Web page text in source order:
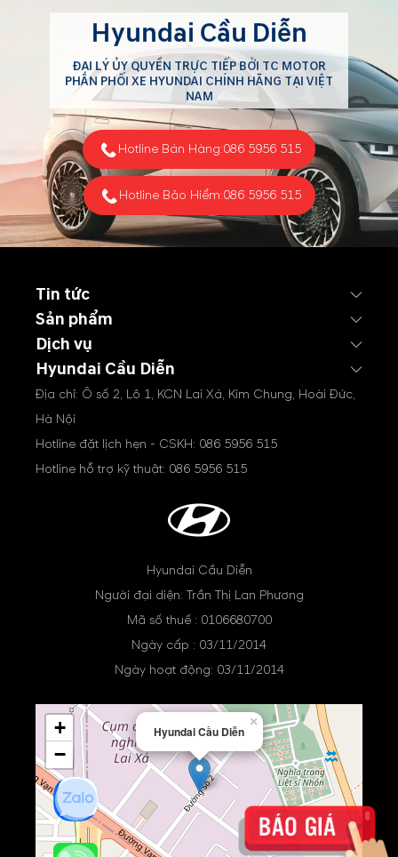
tháng 6/2026 với tổng
doanh số đạt 3.746 xe. Tính
chung 6 tháng đầu năm,
Hyundai đã bàn giao tổng
cộng 25.069 xe tới khách
hàng trên toàn quốc.
Hyundai Cầu Diễn
ĐẠI LÝ ỦY QUYỀN TRỰC TIẾP BỞI TC MOTOR
PHÂN PHỐI XE HYUNDAI CHÍNH HÃNG TẠI VIỆT
NAM
Hotline Bán Hàng:086 5956 515
Hotline Bảo Hiểm:086 5956 515
Tin tức
Sản phẩm
Dịch vụ
Hyundai Cầu Diễn
Địa chỉ: Ô số 2, Lô 1, KCN Lai Xá, Kim Chung, Hoài Đức,
Hà Nội
Hotline đặt lịch hẹn - CSKH: 086 5956 515
Hotline hỗ trợ kỹ thuật: 086 5956 515
Hyundai Cầu Diễn
Người đại diện: Trần Thị Lan Phương
Mã số thuế : 0106680700
Ngày cấp : 03/11/2014
Ngày hoạt động: 03/11/2014
Hyundai Cầu Diễn
×
+
−